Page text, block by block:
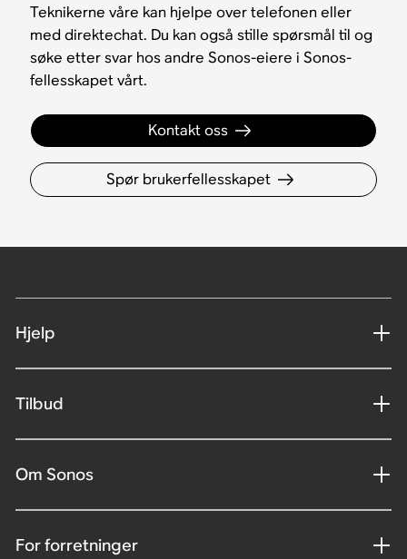
Teknikerne våre kan hjelpe over telefonen eller
med direktechat. Du kan også stille spørsmål til og
søke etter svar hos andre Sonos-eiere i Sonos-
fellesskapet vårt.
Kontakt oss
Spør brukerfellesskapet
Hjelp
Tilbud
Om Sonos
For forretninger